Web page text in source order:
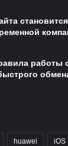
работы
huawei iOS